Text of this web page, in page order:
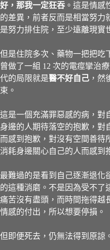
好，那我一定狂吞 。這是情感
的差異，前者反而是相當努力
是努力排住院，至少遠離現實
但是住院多次、藥物一把把吃
曾做了一組 12 次的電痙攣治
代的局限就是醫不好自己 ，然
束。
這是一個充滿罪惡感的病，對
身邊的人期待落空的抱歉，對
而感到抱歉，對沒有空間善待
消耗身邊關心自己的人而感到
最難過的是看到自己逐漸退化
的這種消磨。不是因為受不了
痛苦沒有盡頭，而時間拖得越
情感的付出，所以想要停損。
但即便死去，仍無法得到原諒